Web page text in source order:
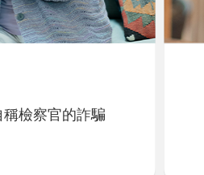
檢察官的詐騙